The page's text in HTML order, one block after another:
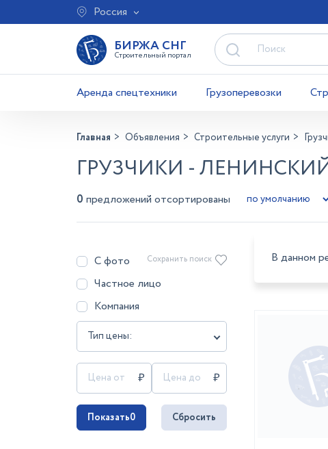
Россия
БИРЖА СНГ
Строительный портал
Аренда спецтехники Грузоперевозки
Главная Объявления Строительные услуги
ГРУЗЧИКИ -
0 предложений отсортированы
С фото
Частное лицо
Компания
Тип цены:
Сохранить поиск
Показать0 Сбросить
В данном